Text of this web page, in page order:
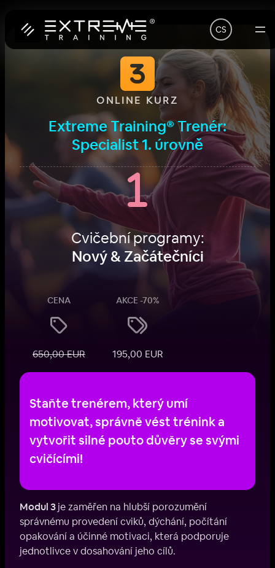
Přeskočit
na
CS
ONLINE KURZ
Extreme Training® Trenér:
Specialist 1. úrovně
Cvičební programy:
Nový & Začátečníci
CENA
650,00 EUR
AKCE -70%
195,00 EUR
Staňte trenérem, který umí
motivovat, správně vést trénink a
vytvořit silné pouto důvěry se svými
cvičícími!
Modul 3je zaměřen na hlubší porozumění
správnému provedení cviků, dýchání, počítání
opakování a účinné motivaci, která podporuje
jednotlivce v dosahování jeho cílů.